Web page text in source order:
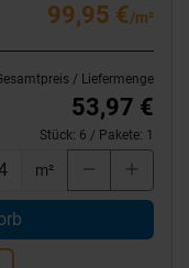
99,95 €/m²
/ Liefermenge
53,97 €
Stück: 6 / Pakete: 1
m²